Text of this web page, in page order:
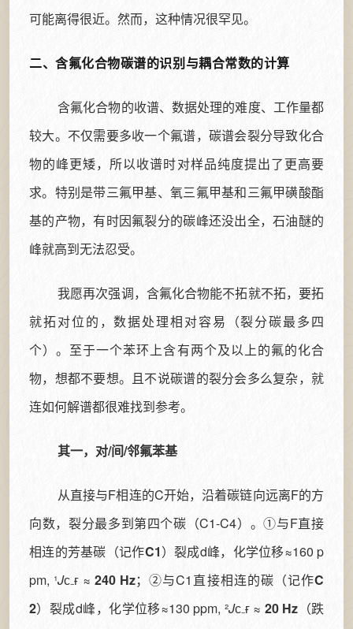
可能离得很近。然而，这种情况很罕见。
二、含氟化合物碳谱的识别与耦合常数的计算
含氟化合物的收谱、数据处理的难度、工作量都
较大。不仅需要多收一个氟谱，碳谱会裂分导致化合
物的峰更矮，所以收谱时对样品纯度提出了更高要
求。特别是带三氟甲基、氧三氟甲基和三氟甲磺酸酯
基的产物，有时因氟裂分的碳峰还没出全，石油醚的
峰就高到无法忍受。
我愿再次强调，含氟化合物能不拓就不拓，要拓
就拓对位的，数据处理相对容易（裂分碳最多四
个）。至于一个苯环上含有两个及以上的氟的化合
物，想都不要想。且不说碳谱的裂分会多么复杂，就
连如何解谱都很难找到参考。
其一，对/间/邻氟苯基
从直接与F相连的C开始，沿着碳链向远离F的方
向数，裂分最多到第四个碳（C1-C4）。①与F直接
相连的芳基碳（记作C1）裂成d峰，化学位移≈160 p
pm, ¹Jᴄ₋ғ ≈240 Hz；②与C1直接相连的碳（记作C
2）裂成d峰，化学位移≈130 ppm, ²Jᴄ₋ғ ≈ 20 Hz （跌